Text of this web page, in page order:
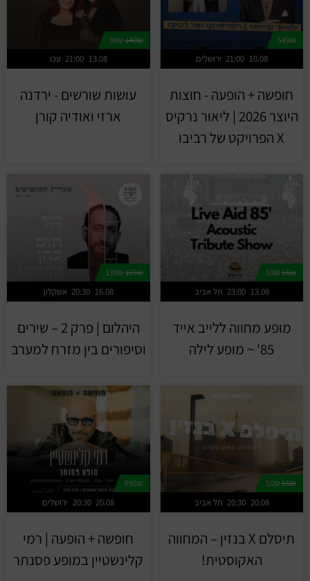
549₪
ירושלים 21:00 10.08
חופשה + הופעה - חוצות
היוצר 2026 | ליאור נרקיס
X הפרויקט של רביבו
140₪
99₪
עכו 21:00 13.08
עושות שורשים - ירדנה
ארזי ואודיה קורן
65₪
תל אביב 23:00 13.08
מופע מחווה ללייב אייד
85' ~ מופע לילה
169₪
139₪
אשקלון 20:30 16.08
היהלום | פרק 2 – שירים
וסיפורים בין מזרח למערב
65₪
תל אביב 20:30 20.08
תיסלם X בנזין – המחווה
האקוסטית!
690₪
ירושלים 20:30 20.08
חופשה + הופעה | רמי
קלינשטיין במופע פסנתר